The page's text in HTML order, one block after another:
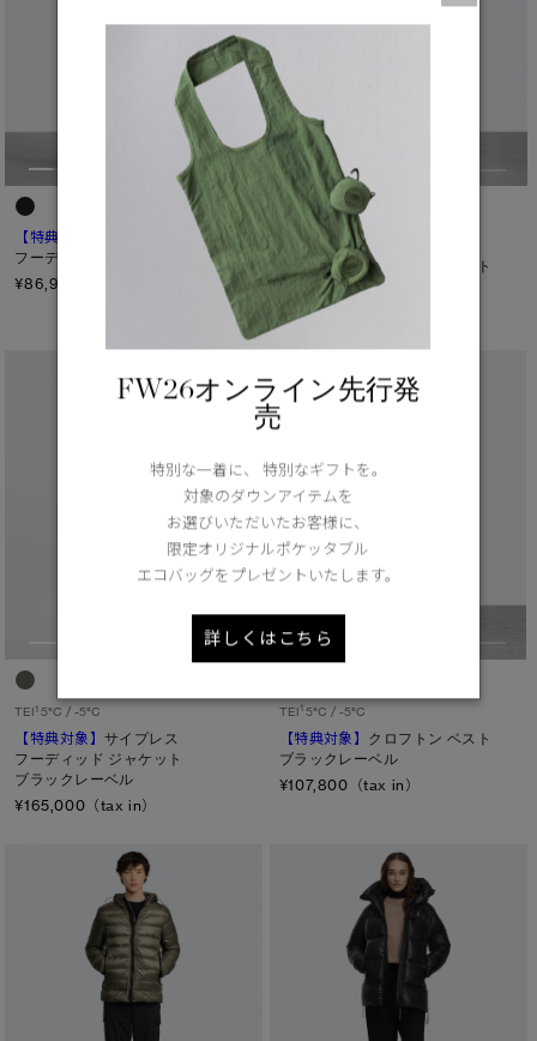
【特典対象】
ベビー クロフトン
フーディー
¥86,900（tax in）
TEI 5°C / -5°C
【特典対象】サイプレス ベスト
ブラックレーベル
¥107,800（tax in）
TEI1 5°C / -5°C
【特典対象】サイプレス
フーディッド ジャケット
ブラックレーベル
¥165,000（tax in）
TEI15°C / -5°C
【特典対象】 クロフトン ベスト
ブラックレーベル
¥107,800（tax in）
FW26オンライン先行発
売
特別な一着に、 特別なギフトを。
対象のダウンアイテムを
お選びいただいたお客様に、
限定オリジナルポケッタブル
エコバッグをプレゼントいたします。
詳しくはこちら